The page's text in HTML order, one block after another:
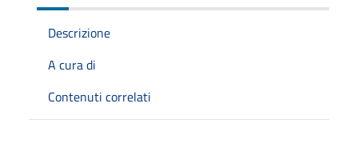
Descrizione
A cura di
Contenuti correlati